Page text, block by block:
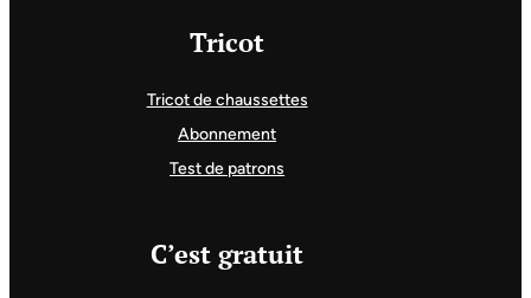
Tricot
Tricot de chaussettes
Abonnement
Test de patrons
C’est gratuit